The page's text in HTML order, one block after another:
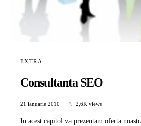
EXTRA
Consultanta SEO
21 ianuarie 2010 2,6K views
In acest capitol va prezentam oferta